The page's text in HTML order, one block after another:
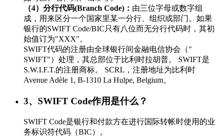
（4）分行代码(Branch Code)： 由三位字母或数字组
成，用来区分一个国家里某一分行、组织或部门。如果
银行的SWIFT Code/BIC只有八位而无分行代码时，其初
始值订为"XXX"。
SWIFT代码的注册由全球银行间金融电信协会（"
SWIFT"）处理，其总部位于比利时拉胡普。 SWIFT是
S.W.I.F.T.的注册商标。 SCRL，注册地址为比利时
Avenue Adèle 1, B-1310 La Hulpe, Belgium。
3、SWIFT Code作用是什么？
SWIFT Code是银行和付款方在进行国际转帐时使用的业
务标识符代码（BIC）。